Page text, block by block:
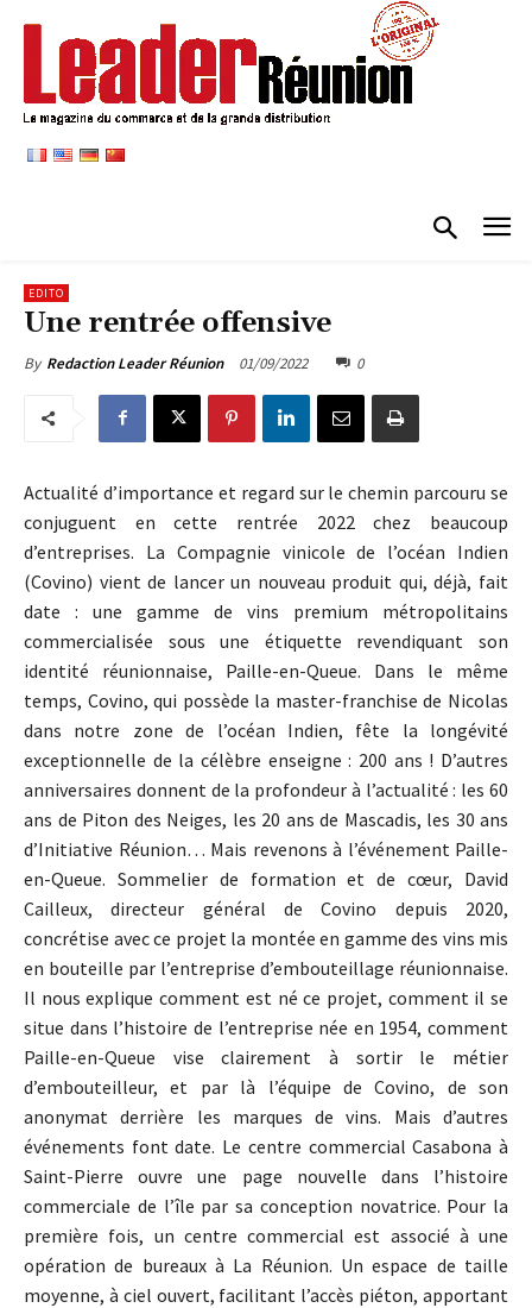
EDITO
Une rentrée offensive
By Redaction Leader Réunion 01/09/2022 0
Actualité d’importance et regard sur le chemin parcouru se
conjuguent en cette rentrée 2022 chez beaucoup
d’entreprises. La Compagnie vinicole de l’océan Indien
(Covino) vient de lancer un nouveau produit qui, déjà, fait
date : une gamme de vins premium métropolitains
commercialisée sous une étiquette revendiquant son
identité réunionnaise, Paille-en-Queue. Dans le même
temps, Covino, qui possède la master-franchise de Nicolas
dans notre zone de l’océan Indien, fête la longévité
exceptionnelle de la célèbre enseigne : 200 ans ! D’autres
anniversaires donnent de la profondeur à l’actualité : les 60
ans de Piton des Neiges, les 20 ans de Mascadis, les 30 ans
d’Initiative Réunion… Mais revenons à l’événement Paille-
en-Queue. Sommelier de formation et de cœur, David
Cailleux, directeur général de Covino depuis 2020,
concrétise avec ce projet la montée en gamme des vins mis
en bouteille par l’entreprise d’embouteillage réunionnaise.
Il nous explique comment est né ce projet, comment il se
situe dans l’histoire de l’entreprise née en 1954, comment
Paille-en-Queue vise clairement à sortir le métier
d’embouteilleur, et par là l’équipe de Covino, de son
anonymat derrière les marques de vins. Mais d’autres
événements font date. Le centre commercial Casabona à
Saint-Pierre ouvre une page nouvelle dans l’histoire
commerciale de l’île par sa conception novatrice. Pour la
première fois, un centre commercial est associé à une
opération de bureaux à La Réunion. Un espace de taille
moyenne, à ciel ouvert, facilitant l’accès piéton, apportant